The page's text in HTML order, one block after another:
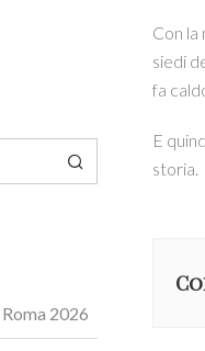
Con la
siedi
fa
E
storia.
2026